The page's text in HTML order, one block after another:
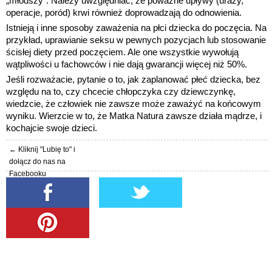
operacje, poród) krwi również doprowadzają do odnowienia.
Istnieją i inne sposoby zaważenia na płci dziecka do poczęcia. Na
przykład, uprawianie seksu w pewnych pozycjach lub stosowanie
ścisłej diety przed poczęciem. Ale one wszystkie wywołują
wątpliwości u fachowców i nie dają gwarancji więcej niż 50%.
Jeśli rozważacie, pytanie o to, jak zaplanować płeć dziecka, bez
względu na to, czy chcecie chłopczyka czy dziewczynkę,
wiedzcie, że człowiek nie zawsze może zaważyć na końcowym
wyniku. Wierzcie w to, że Matka Natura zawsze działa mądrze, i
kochajcie swoje dzieci.
← Kliknij "Lubię to" i
dołącz do nas na
Facebooku